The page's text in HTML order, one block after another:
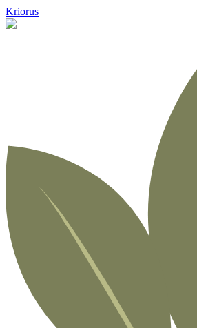
Kriorus